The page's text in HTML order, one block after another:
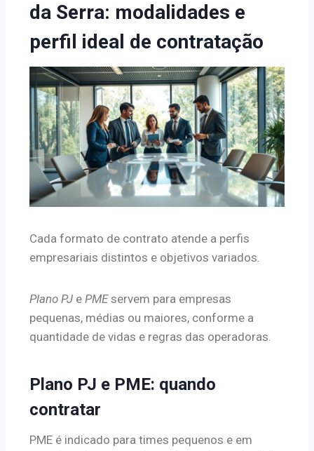
da Serra: modalidades e
perfil ideal de contratação
Cada formato de contrato atende a perfis
empresariais distintos e objetivos variados.
Plano PJ e PMEservem para empresas
pequenas, médias ou maiores, conforme a
quantidade de vidas e regras das operadoras.
Plano PJ e PME: quando
contratar
PME é indicado para times pequenos e em